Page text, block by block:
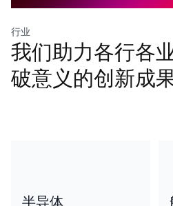
行业
我们助力各行各
破意义的创新成
半导体